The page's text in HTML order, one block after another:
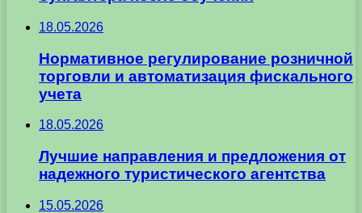
18.05.2026
Нормативное регулирование розничной
торговли и автоматизация фискального
учета
18.05.2026
Лучшие направления и предложения от
надежного туристического агентства
15.05.2026